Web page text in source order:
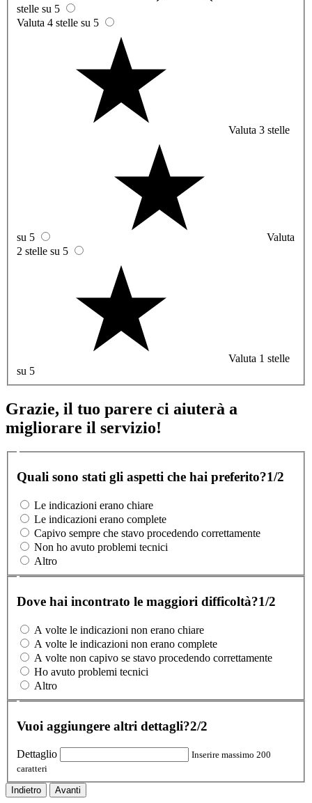
stelle su 5
Valuta 4 stelle su 5
Valuta 3 stelle
su 5
Valuta
2 stelle su 5
Valuta 1 stelle
su 5
Grazie, il tuo parere ci aiuterà a
migliorare il servizio!
Quali sono stati gli aspetti che hai preferito?1/2
Le indicazioni erano chiare
Le indicazioni erano complete
Capivo sempre che stavo procedendo correttamente
Non ho avuto problemi tecnici
Altro
Dove hai incontrato le maggiori difficoltà?1/2
A volte le indicazioni non erano chiare
A volte le indicazioni non erano complete
A volte non capivo se stavo procedendo correttamente
Ho avuto problemi tecnici
Altro
Vuoi aggiungere altri dettagli?2/2
Dettaglio
Inserire massimo 200
caratteri
Indietro Avanti